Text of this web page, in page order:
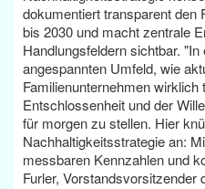
dokumentiert transparent den
bis 2030 und macht zentrale
Handlungsfeldern sichtbar.
angespannten Umfeld, wie
Familienunternehmen
Entschlossenheit und der
für morgen zu stellen. Hier
Nachhaltigkeitsstrategie an:
messbaren Kennzahlen und
Furler, Vorstandsvorsitzender